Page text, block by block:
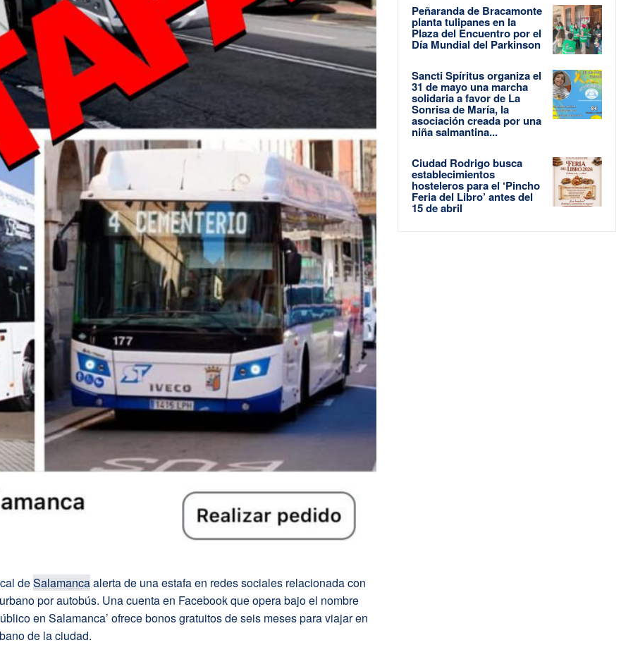
deSalamancaalerta de una estafa en redes sociales relacionada con
por autobús. Una cuenta en Facebook que opera bajo el nombre
en Salamanca’ ofrece bonos gratuitos de seis meses para viajar en
de la ciudad.
Peñaranda de Bracamonte
planta tulipanes en la
Plaza del Encuentro por el
Día Mundial del Parkinson
Sancti Spíritus organiza el
31 de mayo una marcha
solidaria a favor de La
Sonrisa de María, la
asociación creada por una
niña salmantina...
Ciudad Rodrigo busca
establecimientos
hosteleros para el ‘Pincho
Feria del Libro’ antes del
15 de abril